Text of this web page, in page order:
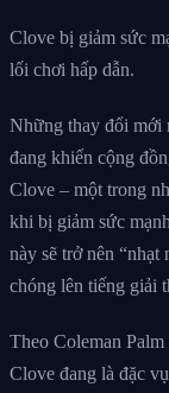
Clove bị giảm sức
lối chơi hấp dẫn.
Những thay đổi mới
đang khiến cộng
Clove – một trong
khi bị giảm sức
này sẽ trở nên “nhạt
chóng lên tiếng giải
Theo Coleman
Clove đang là đặc